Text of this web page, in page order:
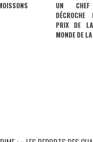
UN CHEF
DÉCROCHE
PRIX DE
MONDE DE